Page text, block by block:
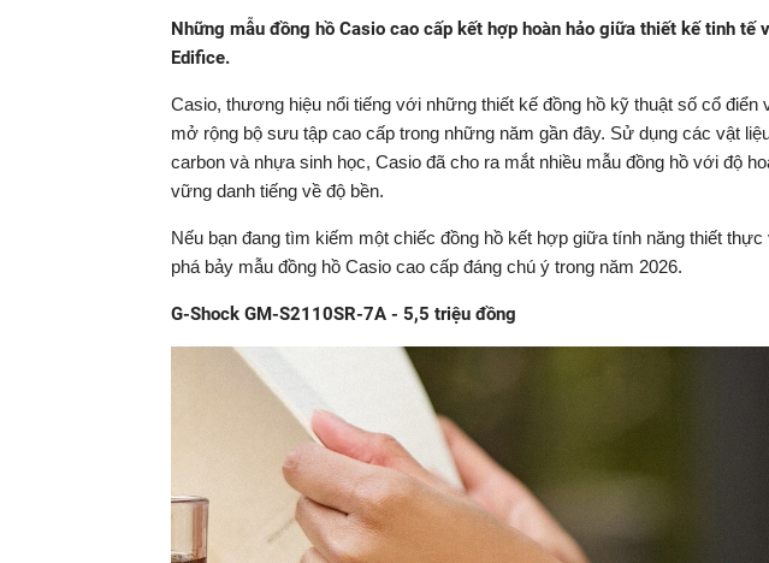
Những mẫu đồng hồ Casio cao cấp kết hợp hoàn hảo giữa thiết kế tinh tế
Edifice.
Casio, thương hiệu nổi tiếng với những thiết kế đồng hồ kỹ thuật số cổ
mở rộng bộ sưu tập cao cấp trong những năm gần đây. Sử dụng các vật
carbon và nhựa sinh học, Casio đã cho ra mắt nhiều mẫu đồng hồ với độ
vững danh tiếng về độ bền.
Nếu bạn đang tìm kiếm một chiếc đồng hồ kết hợp giữa tính năng thiết
phá bảy mẫu đồng hồ Casio cao cấp đáng chú ý trong năm 2026.
G-Shock GM-S2110SR-7A - 5,5 triệu đồng